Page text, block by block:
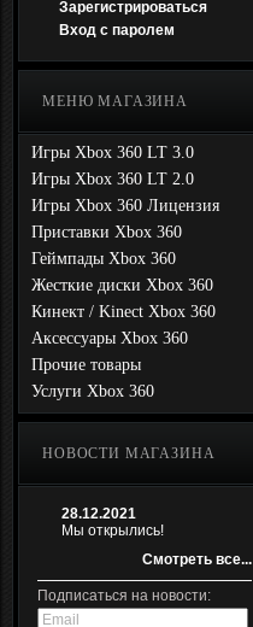
Зарегистрироваться
Вход с паролем
МЕНЮ МАГАЗИНА
Игры Xbox 360 LT 3.0
Игры Xbox 360 LT 2.0
Игры Xbox 360 Лицензия
Приставки Xbox 360
Геймпады Xbox 360
Жесткие диски Xbox 360
Кинект / Kinect Xbox 360
Аксессуары Xbox 360
Прочие товары
Услуги Xbox 360
НОВОСТИ МАГАЗИНА
28.12.2021
Мы открылись!
Смотреть все...
Подписаться на новости: